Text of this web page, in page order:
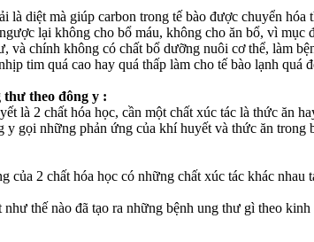
diệt mà giúp carbon trong tế bào được chuyển
lại không cho bổ máu, không cho ăn bổ, vì
và chính không có chất bổ dưỡng nuôi cơ thể, làm
tim quá cao hay quá thấp làm cho tế bào lạnh quá
theo đông y :
là 2 chất hóa học, cần một chất xúc tác là thức ăn
gọi những phản ứng của khí huyết và thức ăn
2 chất hóa học có những chất xúc tác khác nhau
thế nào đã tạo ra những bệnh ung thư gì theo